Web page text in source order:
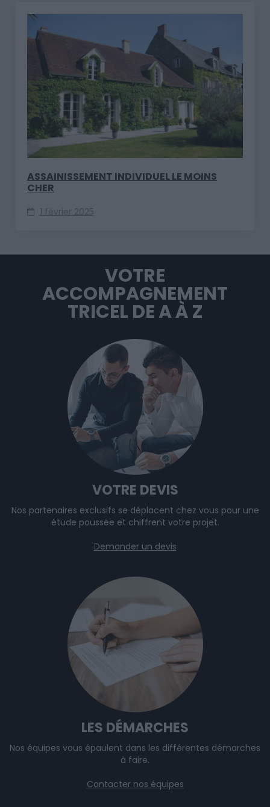
ASSAINISSEMENT INDIVIDUEL LE MOINS
CHER
1 février 2025
VOTRE
ACCOMPAGNEMENT
TRICEL DE A À Z
VOTRE DEVIS
Nos partenaires exclusifs se déplacent chez vous pour une
étude poussée et chiffrent votre projet.
Demander un devis
LES DÉMARCHES
Nos équipes vous épaulent dans les différentes démarches
à faire.
Contacter nos équipes